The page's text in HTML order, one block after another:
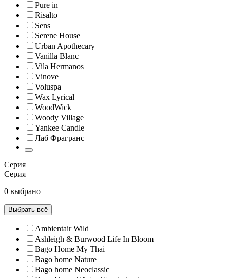
Pure in
Risalto
Sens
Serene House
Urban Apothecary
Vanilla Blanc
Vila Hermanos
Vinove
Voluspa
Wax Lyrical
WoodWick
Woody Village
Yankee Candle
Лаб Фрагранс
Серия
Серия
0 выбрано
Выбрать всё
Ambientair Wild
Ashleigh & Burwood Life In Bloom
Bago Home My Thai
Bago home Nature
Bago home Neoclassic